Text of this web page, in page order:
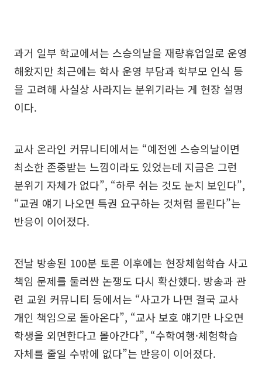
과거 일부 학교에서는 스승의날을 재량휴업일로 운영
해왔지만 최근에는 학사 운영 부담과 학부모 인식 등
을 고려해 사실상 사라지는 분위기라는 게 현장 설명
이다.
교사 온라인 커뮤니티에서는 “예전엔 스승의날이면
최소한 존중받는 느낌이라도 있었는데 지금은 그런
분위기 자체가 없다”, “하루 쉬는 것도 눈치 보인다”,
“교권 얘기 나오면 특권 요구하는 것처럼 몰린다”는
반응이 이어졌다.
전날 방송된 100분 토론 이후에는 현장체험학습 사고
책임 문제를 둘러싼 논쟁도 다시 확산했다. 방송과 관
련 교원 커뮤니티 등에서는 “사고가 나면 결국 교사
개인 책임으로 돌아온다”, “교사 보호 얘기만 나오면
학생을 외면한다고 몰아간다”, “수학여행·체험학습
자체를 줄일 수밖에 없다”는 반응이 이어졌다.